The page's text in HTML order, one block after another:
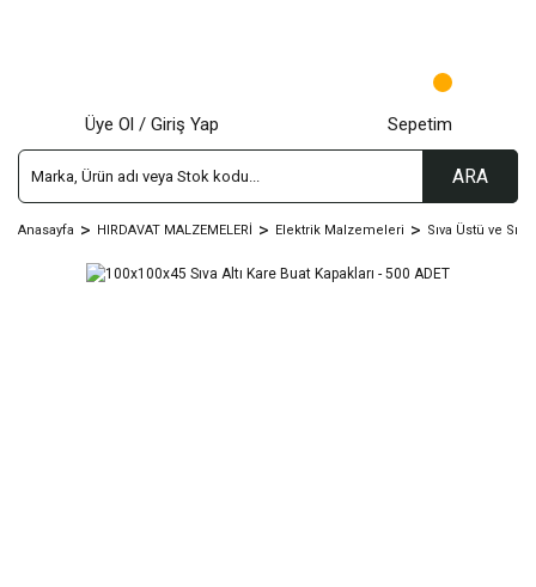
ARA
Üye Ol / Giriş Yap Sepetim
Anasayfa HIRDAVAT MALZEMELERİ Elektrik Malzemeleri Sıva Üstü ve